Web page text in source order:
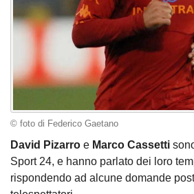
© foto di Federico Gaetano
David Pizarro e Marco Cassetti
Sport 24, e hanno parlato dei loro
rispondendo ad alcune domande